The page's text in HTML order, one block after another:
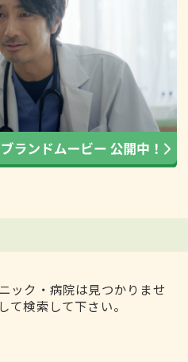
ック・病院は見つかりませ
て検索して下さい。